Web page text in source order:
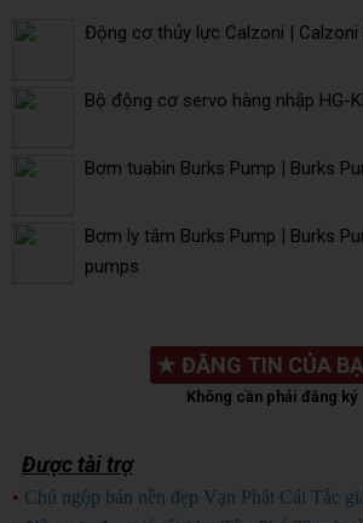
Động cơ thủy lực Calzoni |
Bộ động cơ servo hàng nhập HG-
Bơm tuabin Burks Pump | Burks
Bơm ly tâm Burks Pump | Burks
pumps
★ ĐĂNG TIN CỦA
Không cần phải đăng ký
Được tài trợ
• Chủ ngộp bán nền đẹp Vạn Phát Cái Tắc